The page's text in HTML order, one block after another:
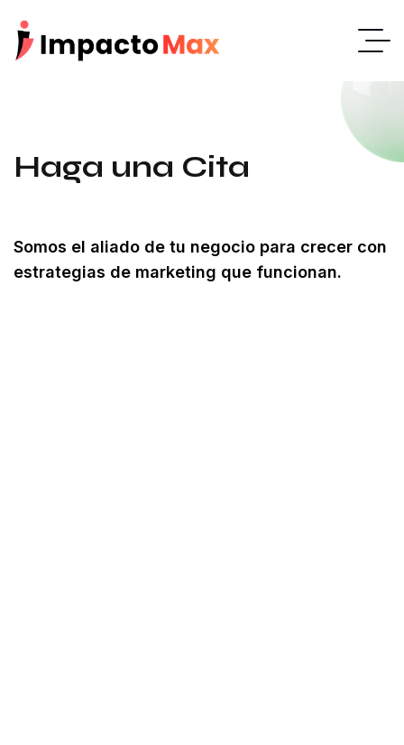
Haga una Cita
Somos el aliado de tu negocio para crecer con
estrategias de marketing que funcionan.